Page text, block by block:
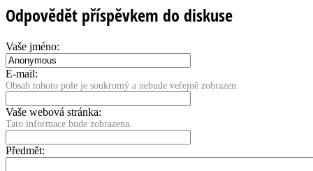
Odpovědět příspěvkem do diskuse
Vaše jméno:
E-mail:
Obsah tohoto pole je soukromý a nebude veřejně zobrazen.
Vaše webová stránka:
Tato informace bude zobrazena.
Předmět: